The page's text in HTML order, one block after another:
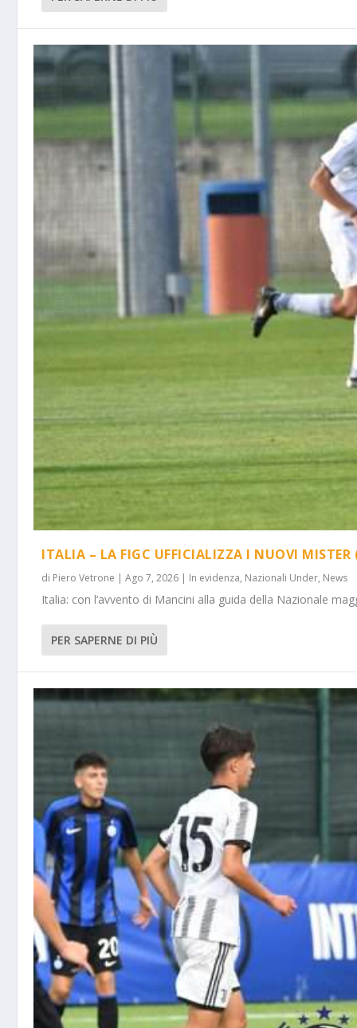
ITALIA – LA FIGC UFFICIALIZZA I NUOVI MISTER
di Piero Vetrone |Ago 7, 2026 | In evidenza, Nazionali Under, News
Italia: con l’avvento di Mancini alla guida della Nazionale
PER SAPERNE DI PIÙ